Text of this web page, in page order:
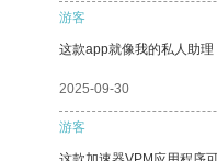
游客
这款app就像我的私人助
2025-09-30
游客